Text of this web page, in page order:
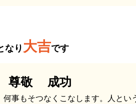
なり 大吉です
敬 成功
事もそつなくこなします。人とい